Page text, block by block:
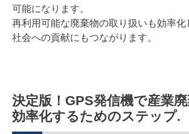
可能になります。
再利用可能な廃棄物の取り扱いも効率化
社会への貢献にもつながります。
決定版！GPS発信機で産業
効率化するためのステップ.